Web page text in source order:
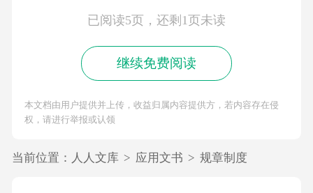
已阅读5页，还剩1页未读
继续免费阅读
本文档由用户提供并上传，收益归属内容提供方，若内容存在侵
权，请进行举报或认领
当前位置： 人人文库 > 应用文书 > 规章制度